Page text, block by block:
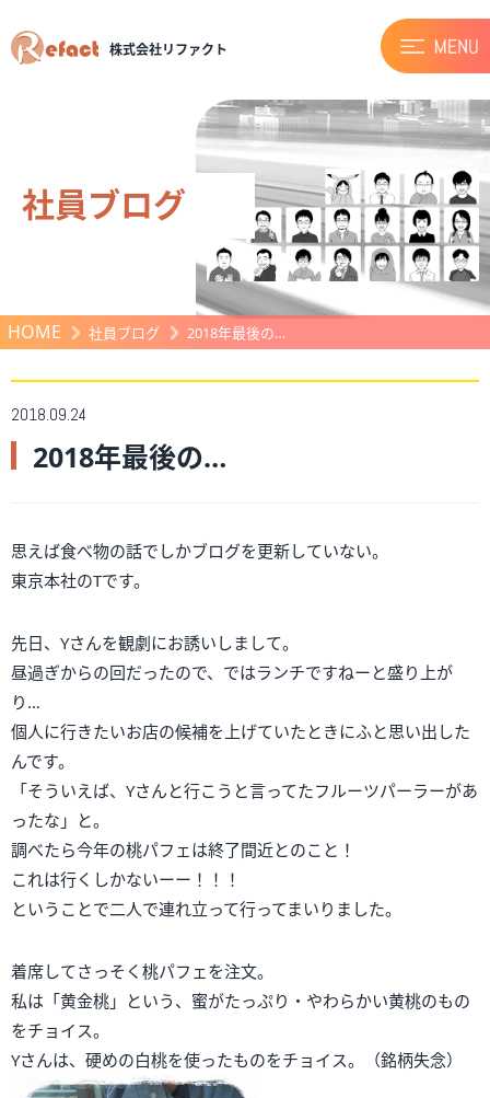
株式会社リファクト
社員ブログ
HOME 社員ブログ 2018年最後の…
2018.09.24
2018年最後の…
思えば食べ物の話でしかブログを更新していない。
東京本社のTです。
先日、Yさんを観劇にお誘いしまして。
昼過ぎからの回だったので、ではランチですねーと盛り上が
り…
個人に行きたいお店の候補を上げていたときにふと思い出した
んです。
「そういえば、Yさんと行こうと言ってたフルーツパーラーがあ
ったな」と。
調べたら今年の桃パフェは終了間近とのこと！
これは行くしかないーー！！！
ということで二人で連れ立って行ってまいりました。
着席してさっそく桃パフェを注文。
私は「黄金桃」という、蜜がたっぷり・やわらかい黄桃のもの
をチョイス。
Yさんは、硬めの白桃を使ったものをチョイス。（銘柄失念）